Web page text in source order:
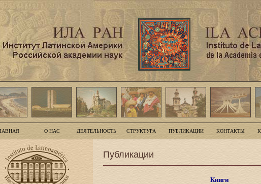
О НАС ДЕЯТЕЛЬНОСТЬ СТРУКТУРА ПУБЛИКАЦИИ КОНТАКТЫ
Публикации
Книги